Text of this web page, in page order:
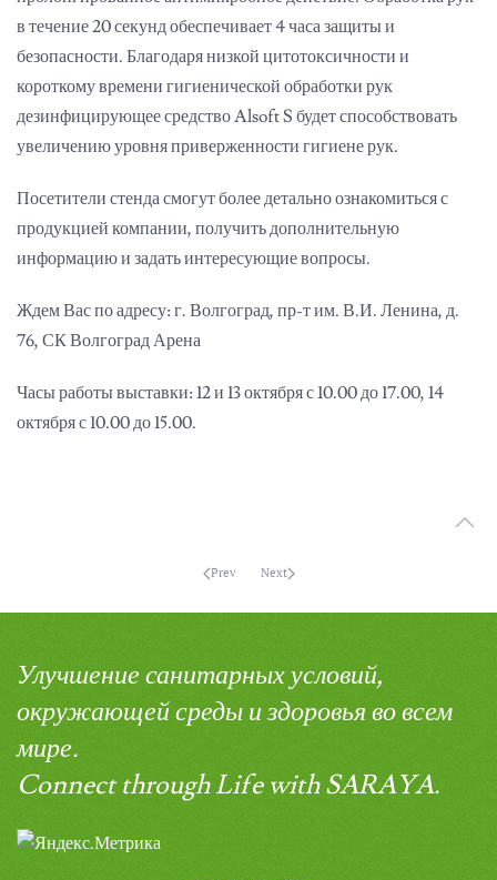
в течение 20 секунд обеспечивает 4 часа защиты и
безопасности. Благодаря низкой цитотоксичности и
короткому времени гигиенической обработки рук
дезинфицирующее средство Alsoft S будет способствовать
увеличению уровня приверженности гигиене рук.
Посетители стенда смогут более детально ознакомиться с
продукцией компании, получить дополнительную
информацию и задать интересующие вопросы.
Ждем Вас по адресу: г. Волгоград, пр-т им. В.И. Ленина, д.
76, СК Волгоград Арена
Часы работы выставки: 12 и 13 октября с 10.00 до 17.00, 14
октября с 10.00 до 15.00.
Prev Next
Улучшение санитарных условий,
окружающей среды и здоровья во всем
мире.
Connect through Life with SARAYA.